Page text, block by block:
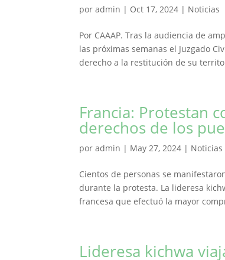
poradmin | Oct 17, 2024 | Noticias
Por CAAAP. Tras la audiencia de
las próximas semanas el Juzgado
derecho a la restitución de su
Francia: Protestan
derechos de los
poradmin | May 27, 2024 | Noticias
Cientos de personas se
durante la protesta. La lideresa
francesa que efectuó la mayor
Lideresa kichwa